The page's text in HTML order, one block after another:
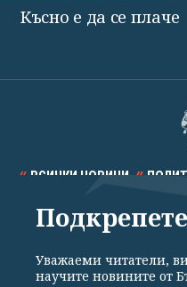
Късно е да се плаче
ВСИЧКИ НОВИНИ
СПОРТ КУЛТУРА
Уважаеми читатели,
научите новините от